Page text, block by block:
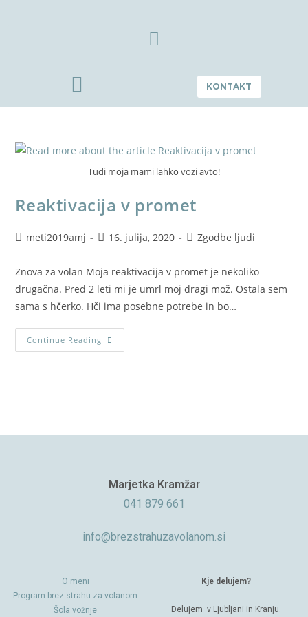
KONTAKT
Tudi moja mami lahko vozi avto!
Reaktivacija v promet
meti2019amj 16. julija, 2020 Zgodbe ljudi
Znova za volan Moja reaktivacija v promet je nekoliko
drugačna. Pred 2 leti mi je umrl moj dragi mož. Ostala sem
sama s hčerko. Hči ima posebne potrebe in bo…
Continue Reading
Marjetka Kramžar
041 879 661
info@brezstrahuzavolanom.si
O meni
Program brez strahu za volanom
Šola vožnje
Kje delujem?
Delujem v Ljubljani in Kranju.